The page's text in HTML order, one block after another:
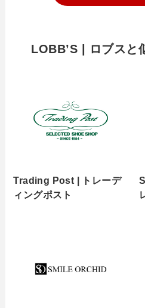
LOBB’S | ロブスと
Trading Post | トレーデ
ィングポスト